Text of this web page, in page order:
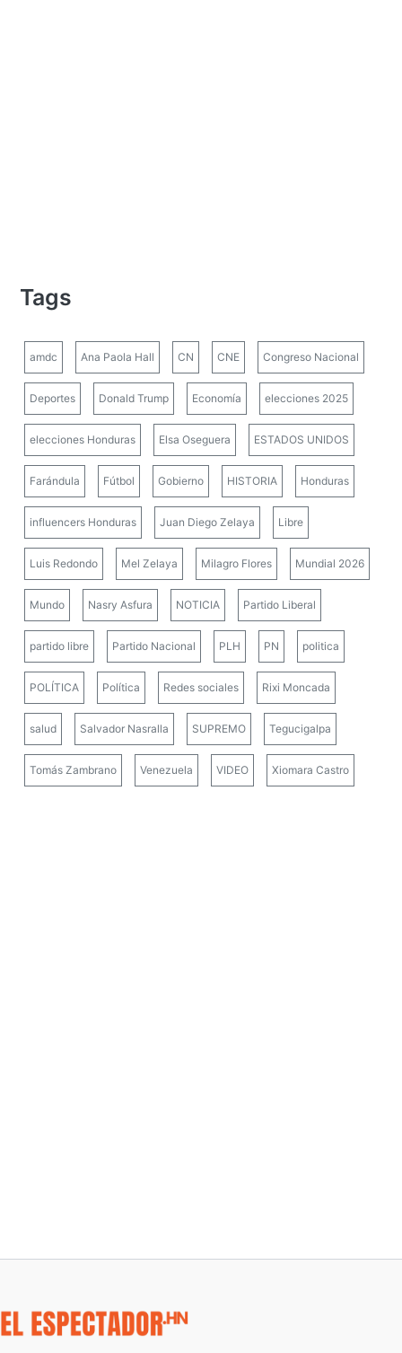
Tags
amdc Ana Paola Hall CN CNE Congreso Nacional
Deportes Donald Trump Economía elecciones 2025
elecciones Honduras Elsa Oseguera ESTADOS UNIDOS
Farándula Fútbol Gobierno HISTORIA Honduras
influencers Honduras Juan Diego Zelaya Libre
Luis Redondo Mel Zelaya Milagro Flores Mundial 2026
Mundo Nasry Asfura NOTICIA Partido Liberal
partido libre Partido Nacional PLH PN politica
POLÍTICA Política Redes sociales Rixi Moncada
salud Salvador Nasralla SUPREMO Tegucigalpa
Tomás Zambrano Venezuela VIDEO Xiomara Castro